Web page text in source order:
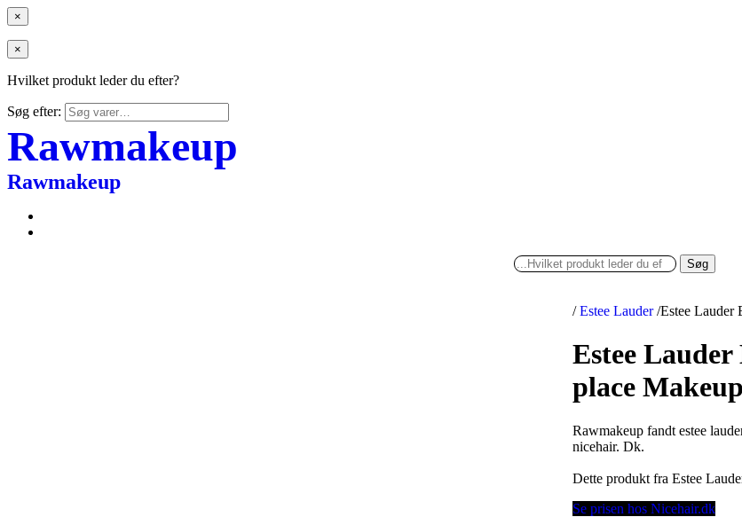
×
×
Hvilket produkt leder du efter?
Søg efter:
Rawmakeup
Rawmakeup
Søg
/ Estee Lauder /Estee Lauder
Estee
place
Rawmakeup fandt estee
nicehair. Dk.
Dette produkt fra Estee
Se prisen hos Nicehair.dk